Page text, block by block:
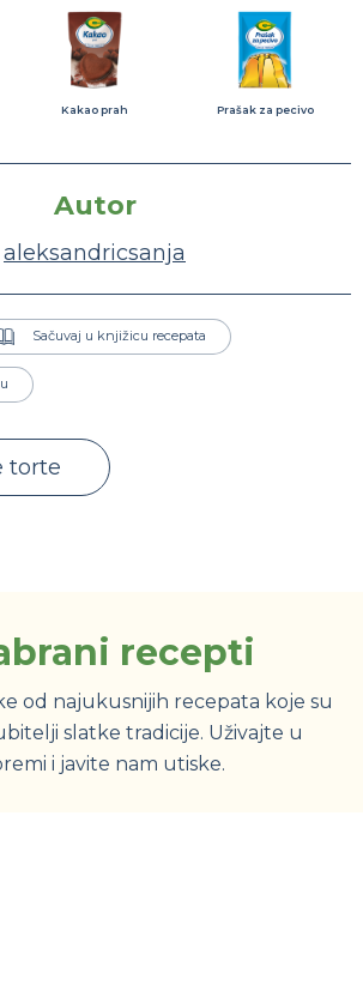
Kakao prah Prašak za pecivo
Autor
aleksandricsanja
Sačuvaj u knjižicu recepata
torte
recepti
od najukusnijih recepata koje su
slatke tradicije. Uživajte u
i javite nam utiske.